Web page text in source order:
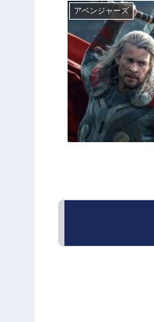
アベンジャーズ